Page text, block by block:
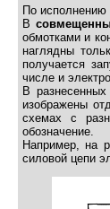
По исполнению
В
обмотками и
наглядны
получается
числе и
В
изображены
схемах с
обозначение.
Например, на
силовой цепи